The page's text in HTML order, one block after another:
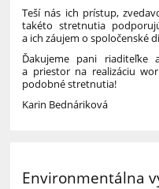
Teší nás ich prístup,
takéto stretnutia
a ich záujem o spoločenské
Ďakujeme pani
a priestor na realizáciu
podobné stretnutia!
Karin Bednáriková
Environmentálna